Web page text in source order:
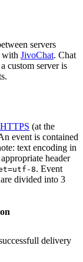
servers
with JivoChat. Chat
custom server is
HTTPS (at the
event is contained
text encoding in
header
8. Event
divided into 3
delivery